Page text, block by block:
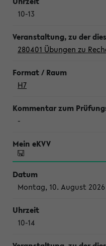
10-13
280401 Übungen zu
H7
-
Montag, 10. August 2026
10-14